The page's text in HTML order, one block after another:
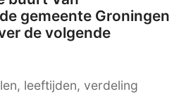
gemeente Groningen
de volgende
leeftijden, verdeling